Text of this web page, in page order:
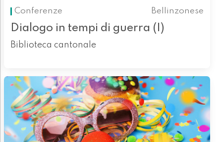
Conferenze
Bellinzonese
Dialogo in tempi di guerra (I)
Biblioteca cantonale